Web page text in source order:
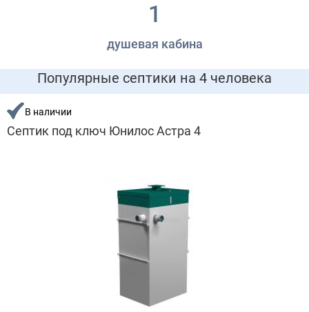
1
душевая кабина
Популярные септики на 4 человека
В наличии
Септик под ключ Юнилос Астра 4